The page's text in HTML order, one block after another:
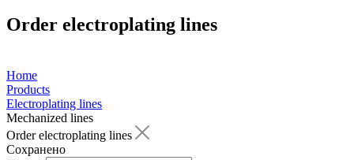
Order electroplating lines
Home
Products
Electroplating lines
Mechanized lines
Order electroplating lines
Сохранено